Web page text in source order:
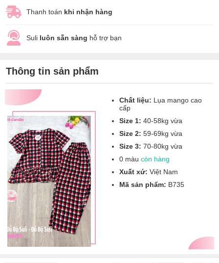
Thanh toán khi nhận hàng
Suli luôn sẵn sàng hỗ trợ bạn
Thông tin sản phẩm
Chất liệu: Lụa mango cao
cấp
Size 1: 40-58kg vừa
Size 2: 59-69kg vừa
Size 3: 70-80kg vừa
0 màu còn hàng
Xuất xứ: Việt Nam
Mã sản phẩm: B735